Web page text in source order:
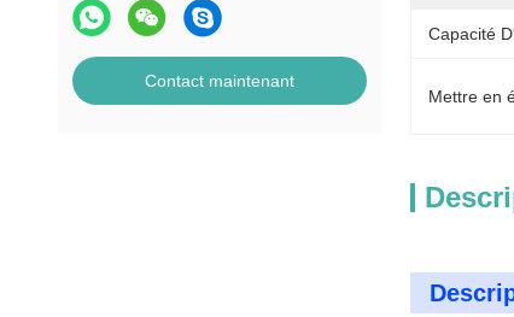
Contact maintenant
Capacité
Mettre en